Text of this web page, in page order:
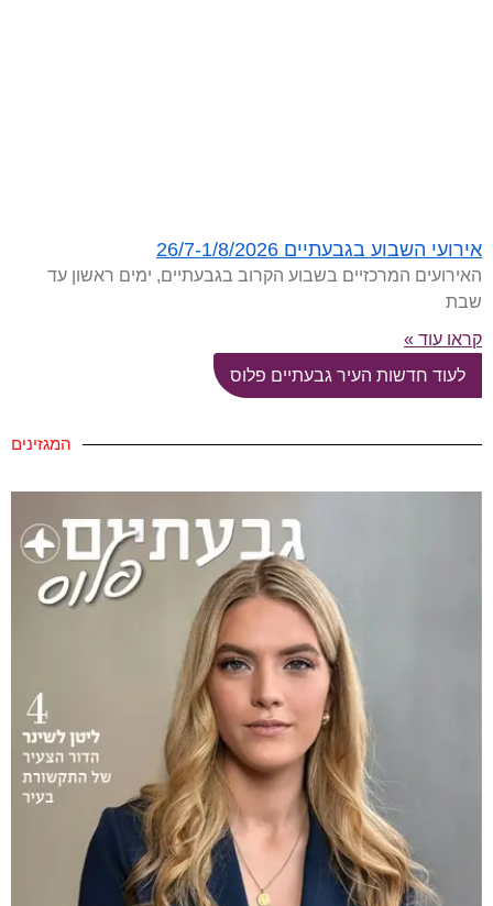
אירועי השבוע בגבעתיים 26/7-1/8/2026
האירועים המרכזיים בשבוע הקרוב בגבעתיים, ימים ראשון עד
שבת
קראו עוד »
לעוד חדשות העיר גבעתיים פלוס
המגזינים